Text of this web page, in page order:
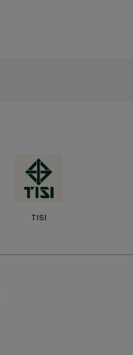
TISI